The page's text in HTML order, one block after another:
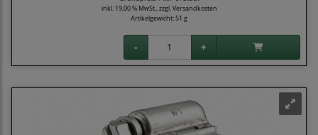
inkl. 19,00 % MwSt., zzgl. Versandkosten
Artikelgewicht: 51 g